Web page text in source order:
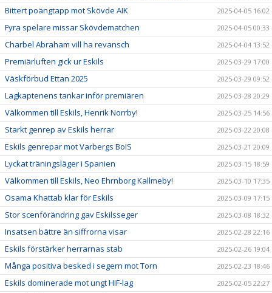
Bittert poängtapp mot Skövde AIK 2025-04-05 16:02
Fyra spelare missar Skövdematchen 2025-04-05 00:33
Charbel Abraham vill ha revansch 2025-04-04 13:52
Premiärluften gick ur Eskils 2025-03-29 17:00
Väskförbud Ettan 2025 2025-03-29 09:52
Lagkaptenens tankar inför premiären 2025-03-28 20:29
Välkommen till Eskils, Henrik Norrby! 2025-03-25 14:56
Starkt genrep av Eskils herrar 2025-03-22 20:08
Eskils genrepar mot Varbergs BoIS 2025-03-21 20:09
Lyckat träningsläger i Spanien 2025-03-15 18:59
Välkommen till Eskils, Neo Ehrnborg Kallmeby! 2025-03-10 17:35
Osama Khattab klar för Eskils 2025-03-09 17:15
Stor scenförändring gav Eskilsseger 2025-03-08 18:32
Insatsen bättre än siffrorna visar 2025-02-28 22:16
Eskils förstärker herrarnas stab 2025-02-26 19:04
Många positiva besked i segern mot Torn 2025-02-23 18:46
Eskils dominerade mot ungt HIF-lag 2025-02-05 22:27